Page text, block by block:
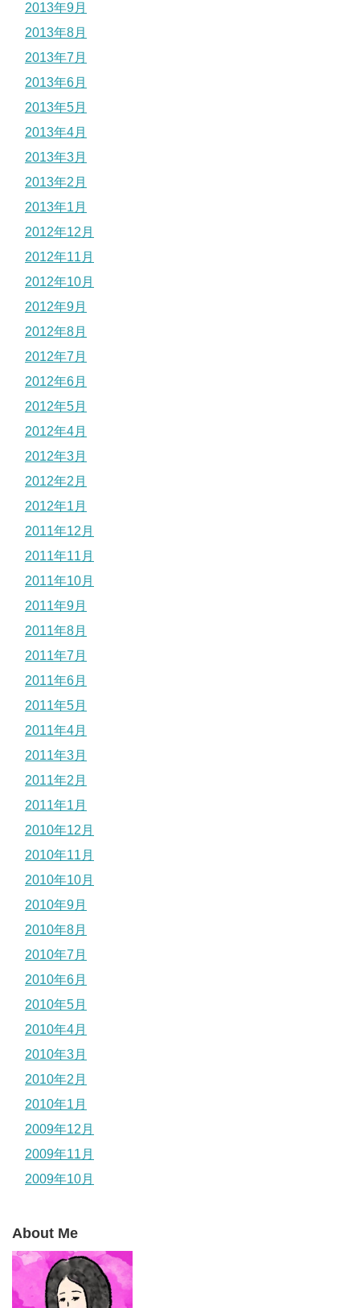
2013年9月
2013年8月
2013年7月
2013年6月
2013年5月
2013年4月
2013年3月
2013年2月
2013年1月
2012年12月
2012年11月
2012年10月
2012年9月
2012年8月
2012年7月
2012年6月
2012年5月
2012年4月
2012年3月
2012年2月
2012年1月
2011年12月
2011年11月
2011年10月
2011年9月
2011年8月
2011年7月
2011年6月
2011年5月
2011年4月
2011年3月
2011年2月
2011年1月
2010年12月
2010年11月
2010年10月
2010年9月
2010年8月
2010年7月
2010年6月
2010年5月
2010年4月
2010年3月
2010年2月
2010年1月
2009年12月
2009年11月
2009年10月
About Me